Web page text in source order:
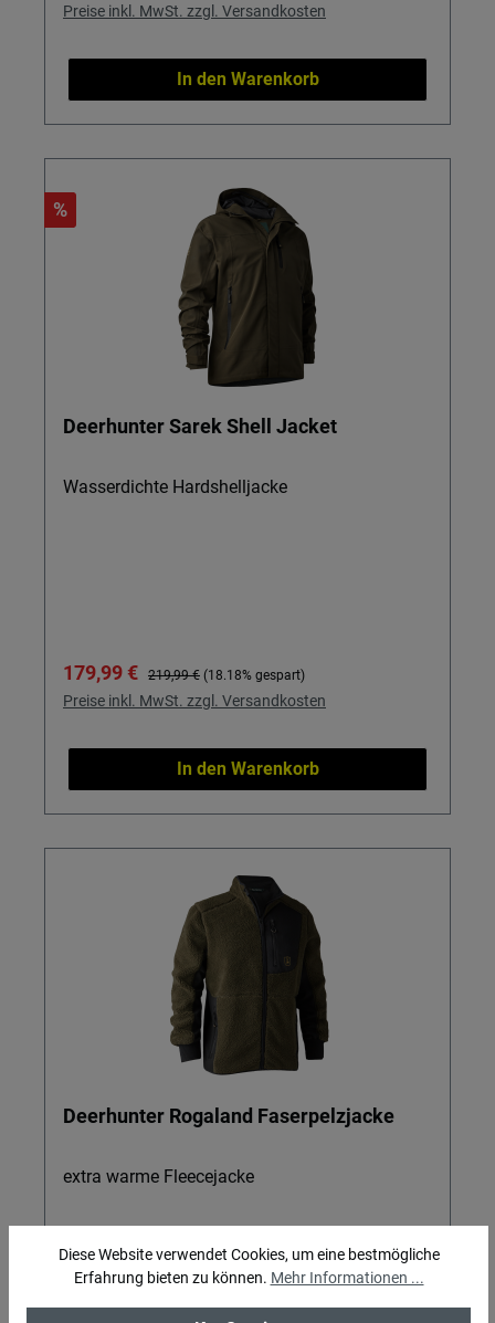
Diese Website verwendet Cookies, um eine bestmögliche
Erfahrung bieten zu können. Mehr Informationen ...
Preise inkl. MwSt. zzgl. Versandkosten
In den Warenkorb
%
Deerhunter Sarek Shell Jacket
Wasserdichte Hardshelljacke
Verkaufspreis:
179,99 € Regulärer Preis:
219,99 € (18.18% gespart)
Preise inkl. MwSt. zzgl. Versandkosten
In den Warenkorb
Deerhunter Rogaland Faserpelzjacke
extra warme Fleecejacke